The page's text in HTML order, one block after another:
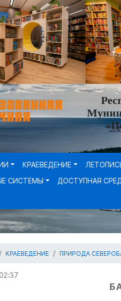
КРАЕВЕДЕНИЕ
СИСТЕМЫ
ДОСТУПНАЯ
КРАЕВЕДЕНИЕ ПРИРОДА